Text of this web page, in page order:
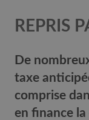
REPRIS
De
taxe
comprise
en finance